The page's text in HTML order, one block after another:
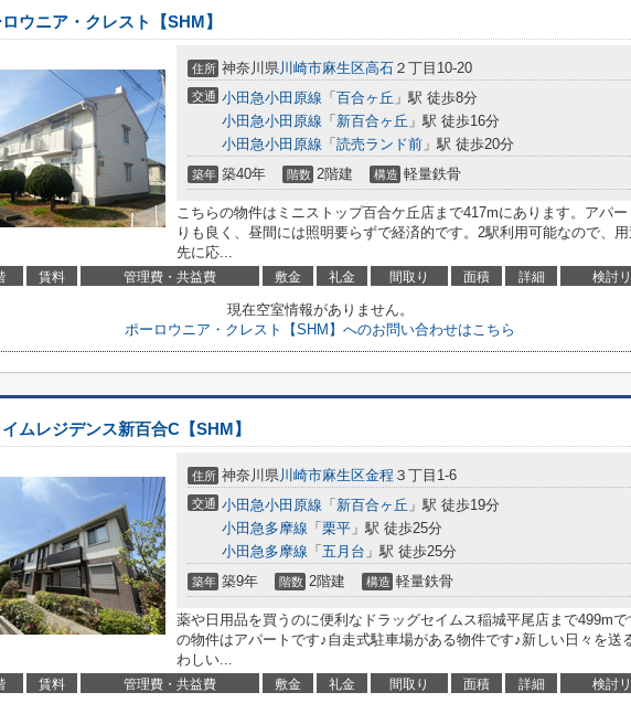
ウニア・クレスト【SHM】
住所 神奈川県川崎市麻生区高石 ２丁目10-20
交通 小田急小田原線 「 百合ヶ丘 」駅 徒歩8分
小田急小田原線 「 新百合ヶ丘 」駅 徒歩16分
小田急小田原線 「 読売ランド前 」駅 徒歩20分
築年 築40年 階数 2階建 構造 軽量鉄骨
こちらの物件はミニストップ百合ケ丘店まで417mにあります。アパー
りも良く、昼間には照明要らずで経済的です。2駅利用可能なので、用
先に応...
賃料 管理費・共益費 敷金 礼金 間取り 面積 詳細 検討
現在空室情報がありません。
ポーロウニア・クレスト【SHM】へのお問い合わせはこちら
ムレジデンス新百合C【SHM】
住所 神奈川県川崎市麻生区金程 ３丁目1-6
交通 小田急小田原線 「 新百合ヶ丘 」駅 徒歩19分
小田急多摩線 「 栗平 」駅 徒歩25分
小田急多摩線 「 五月台 」駅 徒歩25分
築年 築9年 階数 2階建 構造 軽量鉄骨
薬や日用品を買うのに便利なドラッグセイムス稲城平尾店まで499mで
の物件はアパートです♪自走式駐車場がある物件です♪新しい日々を送
わしい...
賃料 管理費・共益費 敷金 礼金 間取り 面積 詳細 検討